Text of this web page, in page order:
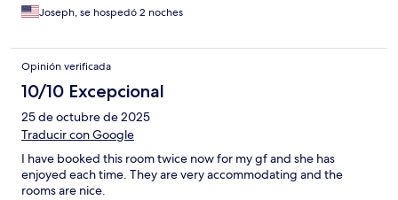
Joseph, se hospedó 2 noches
Opinión verificada
10/10 Excepcional
25 de octubre de 2025
Traducir con Google
I have booked this room twice now for my gf and she has
enjoyed each time. They are very accommodating and the
rooms are nice.